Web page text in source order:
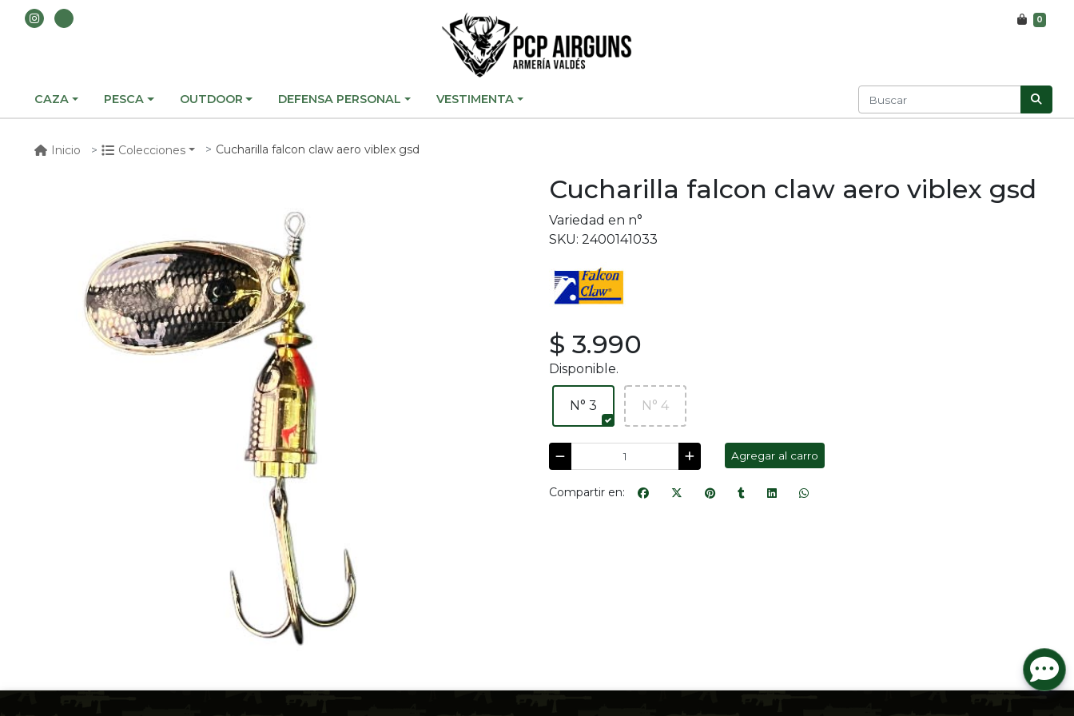
0
CAZA PESCA OUTDOOR DEFENSA PERSONAL VESTIMENTA
Inicio Colecciones Cucharilla falcon claw aero viblex gsd
Cucharilla falcon claw aero viblex gsd
Variedad en n°
SKU: 2400141033
$ 3.990
Disponible.
N° 3 N° 4
Agregar al carro
Compartir en: